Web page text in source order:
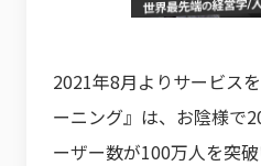
2021年8月よりサービス
ーニング』は、お陰様で
ーザー数が100万人を突